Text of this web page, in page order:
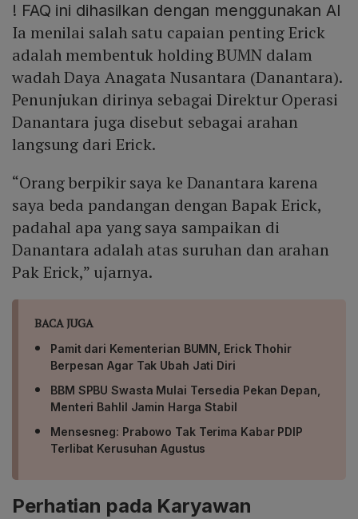
! FAQ ini dihasilkan dengan menggunakan AI
Ia menilai salah satu capaian penting Erick
adalah membentuk holding BUMN dalam
wadah Daya Anagata Nusantara (Danantara).
Penunjukan dirinya sebagai Direktur Operasi
Danantara juga disebut sebagai arahan
langsung dari Erick.
“Orang berpikir saya ke Danantara karena
saya beda pandangan dengan Bapak Erick,
padahal apa yang saya sampaikan di
Danantara adalah atas suruhan dan arahan
Pak Erick,” ujarnya.
BACA JUGA
Pamit dari Kementerian BUMN, Erick Thohir
Berpesan Agar Tak Ubah Jati Diri
BBM SPBU Swasta Mulai Tersedia Pekan Depan,
Menteri Bahlil Jamin Harga Stabil
Mensesneg: Prabowo Tak Terima Kabar PDIP
Terlibat Kerusuhan Agustus
Perhatian pada Karyawan